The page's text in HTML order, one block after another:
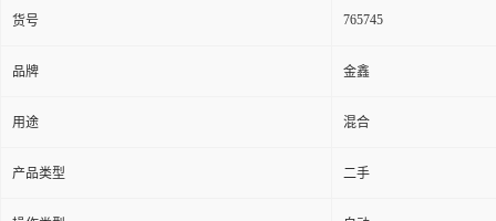
货号 765745
品牌 金鑫
用途 混合
产品类型 二手